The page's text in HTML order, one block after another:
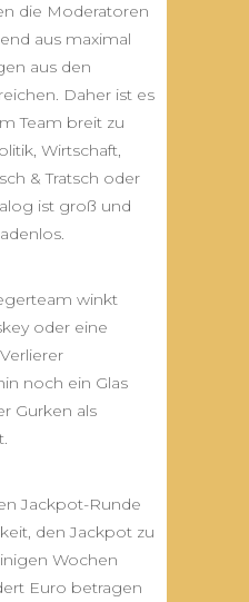
die Moderatoren
aus maximal
aus den
Daher ist es
Team breit zu
Wirtschaft,
& Tratsch oder
ist groß und
winkt
oder eine
noch ein Glas
Gurken als
Jackpot-Runde
den Jackpot zu
Wochen
Euro betragen